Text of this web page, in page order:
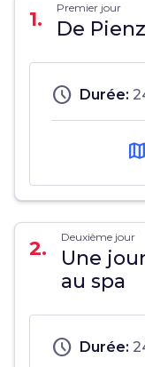
1. Premier jour
De
schedule Durée:
map
2. Deuxième jour
Une
au spa
schedule Durée: